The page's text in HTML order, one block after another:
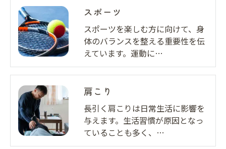
スポーツ
スポーツを楽しむ方に向けて、身
体のバランスを整える重要性を伝
えています。運動に…
肩こり
長引く肩こりは日常生活に影響を
与えます。生活習慣が原因となっ
ていることも多く、…
お問い合わせはこちら